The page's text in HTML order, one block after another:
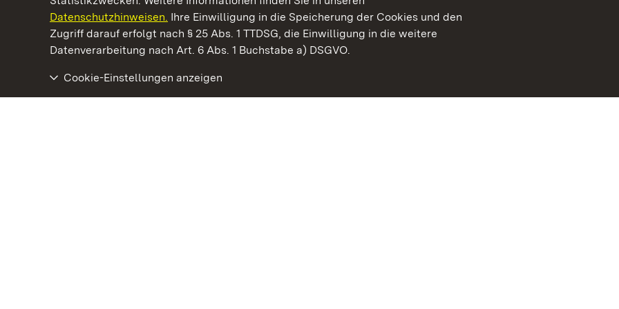
Datenschutzhinweisen. Ihre Einwilligung in die Speicherung der Cookies und den
Zugriff darauf erfolgt nach § 25 Abs. 1 TTDSG, die Einwilligung in die weitere
Datenverarbeitung nach Art. 6 Abs. 1 Buchstabe a) DSGVO.
Cookie-Einstellungen anzeigen
Kommen. Staunen. Genießen.